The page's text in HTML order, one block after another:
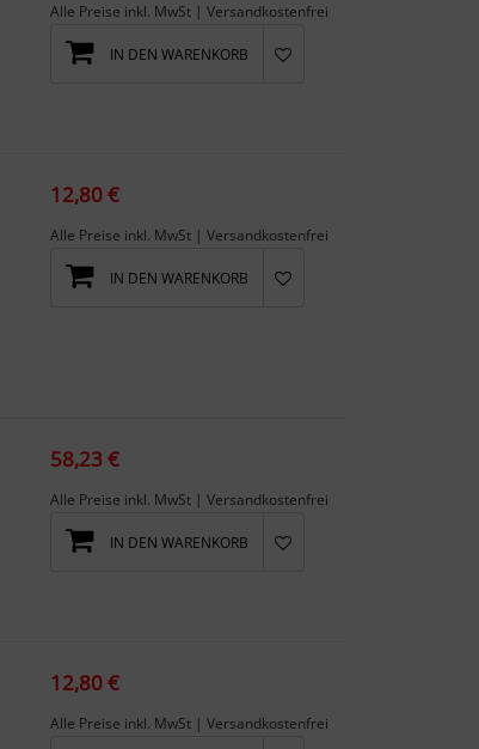
Alle Preise inkl. MwSt | Versandkostenfrei
IN DEN WARENKORB
12,80 €
Alle Preise inkl. MwSt | Versandkostenfrei
IN DEN WARENKORB
58,23 €
Alle Preise inkl. MwSt | Versandkostenfrei
IN DEN WARENKORB
12,80 €
Alle Preise inkl. MwSt | Versandkostenfrei